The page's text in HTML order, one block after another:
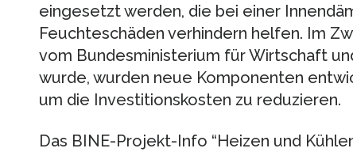
eingesetzt werden, die bei einer
Feuchteschäden verhindern helfen. Im
vom Bundesministerium für Wirtschaft
wurde, wurden neue Komponenten
um die Investitionskosten zu reduzieren.
Das BINE-Projekt-Info “Heizen und